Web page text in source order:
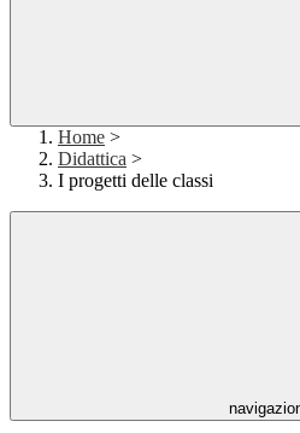
Home >
Didattica >
I progetti delle classi